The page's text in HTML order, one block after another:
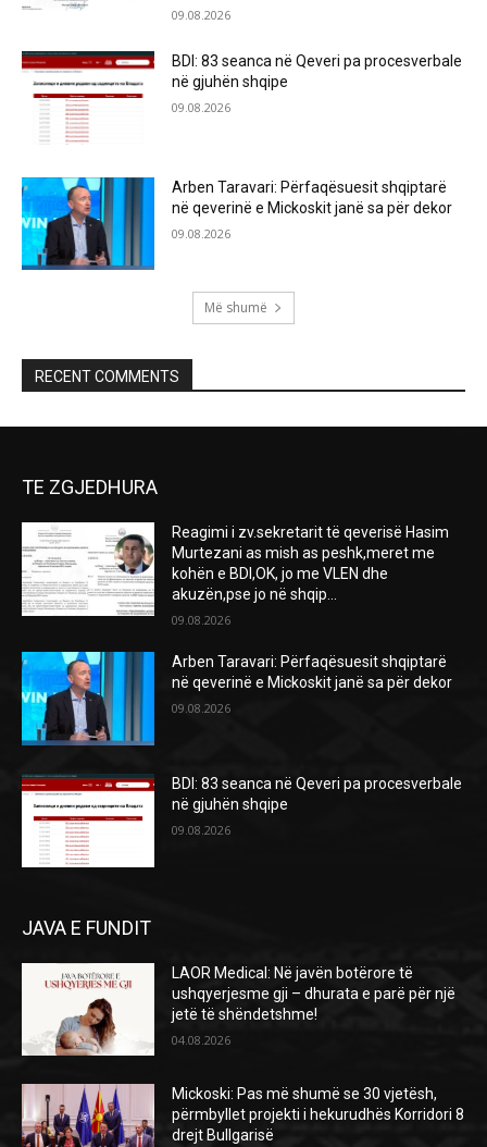
09.08.2026
BDI: 83 seanca në Qeveri pa procesverbale
në gjuhën shqipe
09.08.2026
Arben Taravari: Përfaqësuesit shqiptarë
në qeverinë e Mickoskit janë sa për dekor
09.08.2026
Më shumë
RECENT COMMENTS
TE ZGJEDHURA
Reagimi i zv.sekretarit të qeverisë Hasim
Murtezani as mish as peshk,meret me
kohën e BDI,OK, jo me VLEN dhe
akuzën,pse jo në shqip...
09.08.2026
Arben Taravari: Përfaqësuesit shqiptarë
në qeverinë e Mickoskit janë sa për dekor
09.08.2026
BDI: 83 seanca në Qeveri pa procesverbale
në gjuhën shqipe
09.08.2026
JAVA E FUNDIT
LAOR Medical: Në javën botërore të
ushqyerjesme gji – dhurata e parë për një
jetë të shëndetshme!
04.08.2026
Mickoski: Pas më shumë se 30 vjetësh,
përmbyllet projekti i hekurudhës Korridori 8
drejt Bullgarisë